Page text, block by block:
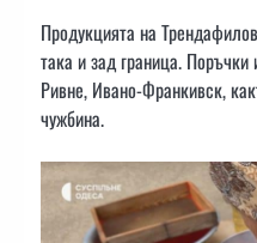
Продукцията на
така и зад граница.
Ривне, Ивано-Франкивск,
чужбина.